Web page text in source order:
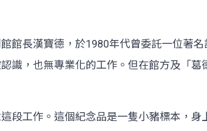
館長漢寶德，於1980年代曾委託一位著
識，也無專業化的工作。但在館方及「
段工作。這個紀念品是一隻小豬標本，